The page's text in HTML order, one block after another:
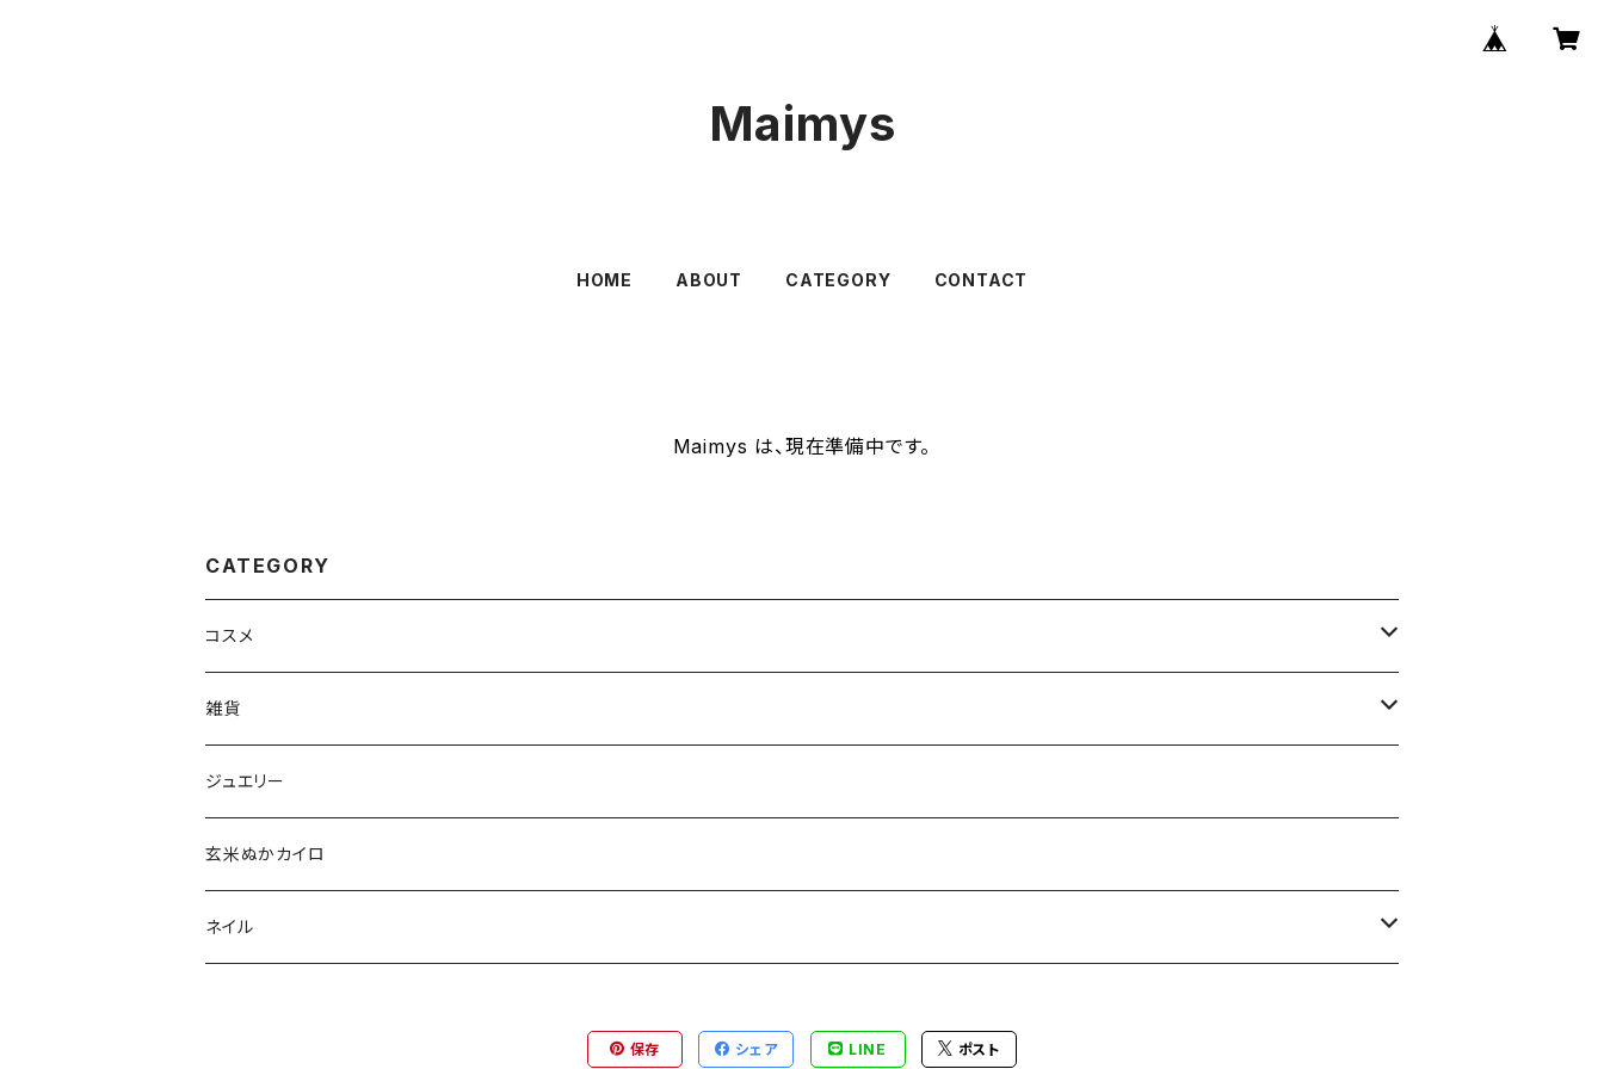
Maimys
HOME ABOUT CATEGORY CONTACT
Maimys は、現在準備中です。
CATEGORY
コスメ
aesti
babu-beauté
go well
Aroma France
雑貨
ホメオパシーケース
タッセル
ジュエリー
玄米ぬかカイロ
ネイル
保存 シェア LINE ポスト